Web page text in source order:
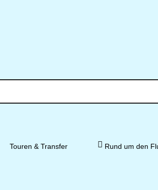
Touren & Transfer Rund um den